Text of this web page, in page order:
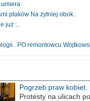
umiera
ptaków Na żytniej obok..
już :..
. PO remontowcu
Pogrzeb praw
poselskim PiS
Protesty na ulicach